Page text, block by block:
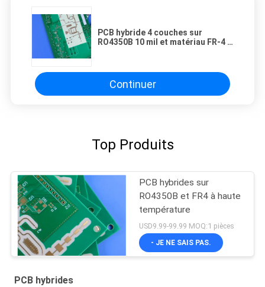
PCB hybride 4 couches sur
RO4350B 10 mil et matériau FR-4 à
Continuer
Top Produits
PCB hybrides sur
RO4350B et FR4 à haute
température
USD9.99-99.99 MOQ:1 pièces
- JE NE SAIS PAS.
PCB hybrides